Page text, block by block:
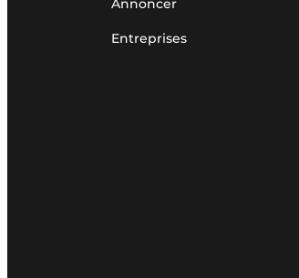
Annoncer
Entreprises